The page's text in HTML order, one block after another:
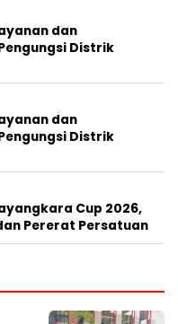
dan
Distrik
dan
Distrik
Cup 2026,
Pererat Persatuan